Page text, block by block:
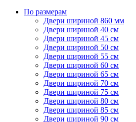
По размерам
Двери шириной 860 мм
Двери шириной 40 см
Двери шириной 45 см
Двери шириной 50 см
Двери шириной 55 см
Двери шириной 60 см
Двери шириной 65 см
Двери шириной 70 см
Двери шириной 75 см
Двери шириной 80 см
Двери шириной 85 см
Двери шириной 90 см